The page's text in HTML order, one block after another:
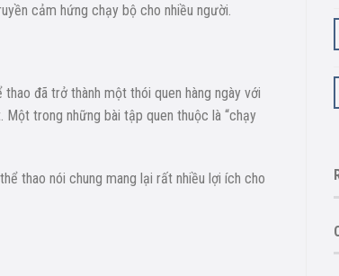
cảm hứng chạy bộ cho nhiều người.
đã trở thành một thói quen hàng ngày với
Một trong những bài tập quen thuộc là “chạy
thao nói chung mang lại rất nhiều lợi ích cho